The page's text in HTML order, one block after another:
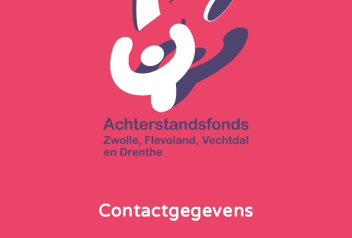
Contactgegevens